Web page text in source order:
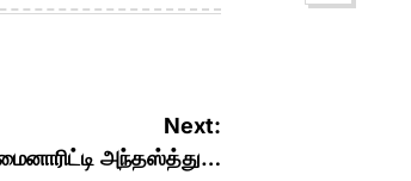
Next:
அந்தஸ்த்து…